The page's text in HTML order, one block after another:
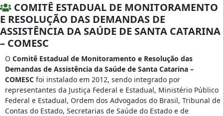
COMITÊ ESTADUAL DE MONITORAMENTO
E RESOLUÇÃO DAS DEMANDAS DE
ASSISTÊNCIA DA SAÚDE DE SANTA CATARINA
– COMESC
O Comitê Estadual de Monitoramento e Resolução das
Demandas de Assistência da Saúde de Santa Catarina –
COMESC foi instalado em 2012, sendo integrado por
representantes da Justiça Federal e Estadual, Ministério Público
Federal e Estadual, Ordem dos Advogados do Brasil, Tribunal de
Contas do Estado, Secretarias de Saúde do Estado e de